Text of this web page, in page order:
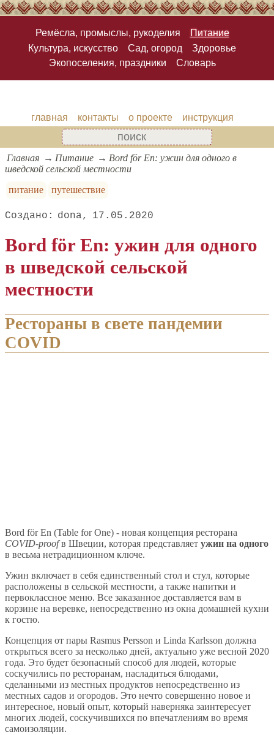
Ремёсла, промыслы, рукоделия
Питание
Культура, искусство
Сад, огород
Здоровье
Экопоселения, праздники
Словарь
главная контакты о проекте инструкция
Главная Питание
Bord för En: ужин для одного в
шведской сельской местности
питание
путешествие
dona 17.05.2020
Bord för En: ужин для одного
в шведской сельской
местности
Рестораны в свете пандемии
COVID
Bord för En (Table for One) - новая концепция ресторана
COVID-proofв Швеции, которая представляет ужин на одного
в весьма нетрадиционном ключе.
Ужин включает в себя единственный стол и стул, которые
расположены в сельской местности, а также напитки и
первоклассное меню. Все заказанное доставляется вам в
корзине на веревке, непосредственно из окна домашней кухни
к гостю.
Концепция от пары Rasmus Persson и Linda Karlsson должна
открыться всего за несколько дней, актуально уже весной 2020
года. Это будет безопасный способ для людей, которые
соскучились по ресторанам, насладиться блюдами,
сделанными из местных продуктов непосредственно из
местных садов и огородов. Это нечто совершенно новое и
интересное, новый опыт, который наверняка заинтересует
многих людей, соскучившихся по впечатлениям во время
самоизоляции.